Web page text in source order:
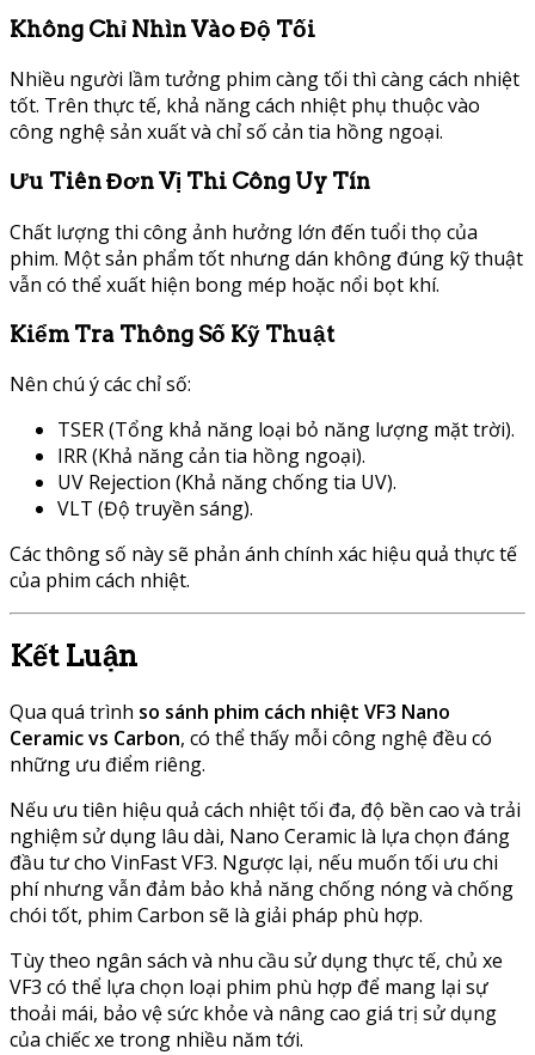
Không Chỉ Nhìn Vào Độ Tối
Nhiều người lầm tưởng phim càng tối thì càng cách nhiệt
tốt. Trên thực tế, khả năng cách nhiệt phụ thuộc vào
công nghệ sản xuất và chỉ số cản tia hồng ngoại.
Ưu Tiên Đơn Vị Thi Công Uy Tín
Chất lượng thi công ảnh hưởng lớn đến tuổi thọ của
phim. Một sản phẩm tốt nhưng dán không đúng kỹ thuật
vẫn có thể xuất hiện bong mép hoặc nổi bọt khí.
Kiểm Tra Thông Số Kỹ Thuật
Nên chú ý các chỉ số:
TSER (Tổng khả năng loại bỏ năng lượng mặt trời).
IRR (Khả năng cản tia hồng ngoại).
UV Rejection (Khả năng chống tia UV).
VLT (Độ truyền sáng).
Các thông số này sẽ phản ánh chính xác hiệu quả thực tế
của phim cách nhiệt.
Kết Luận
Qua quá trình so sánh phim cách nhiệt VF3 Nano
Ceramic vs Carbon, có thể thấy mỗi công nghệ đều có
những ưu điểm riêng.
Nếu ưu tiên hiệu quả cách nhiệt tối đa, độ bền cao và trải
nghiệm sử dụng lâu dài, Nano Ceramic là lựa chọn đáng
đầu tư cho VinFast VF3. Ngược lại, nếu muốn tối ưu chi
phí nhưng vẫn đảm bảo khả năng chống nóng và chống
chói tốt, phim Carbon sẽ là giải pháp phù hợp.
Tùy theo ngân sách và nhu cầu sử dụng thực tế, chủ xe
VF3 có thể lựa chọn loại phim phù hợp để mang lại sự
thoải mái, bảo vệ sức khỏe và nâng cao giá trị sử dụng
của chiếc xe trong nhiều năm tới.